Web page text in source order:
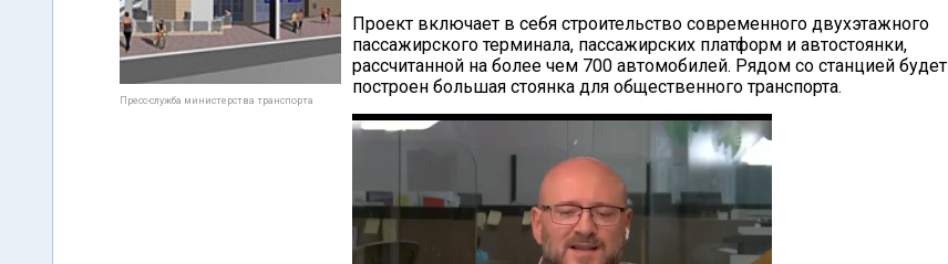
Пресс-служба министерства транспорта
Проект включает в себя строительство современного двухэтажного
пассажирского терминала, пассажирских платформ и автостоянки,
рассчитанной на более чем 700 автомобилей. Рядом со станцией будет
построен большая стоянка для общественного транспорта.